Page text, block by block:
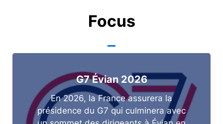
Focus
G7 Évian 2026
En 2026, la France assurera la
présidence du G7 qui culminera avec